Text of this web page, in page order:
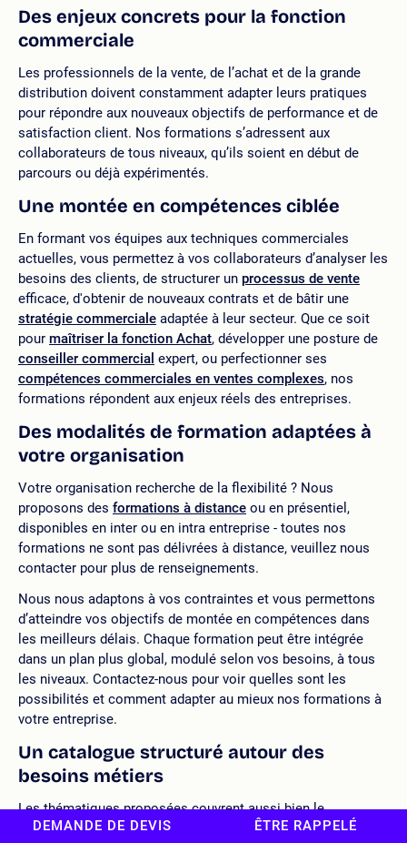
Des enjeux concrets pour la fonction
commerciale
Les professionnels de la vente, de l’achat et de la grande
distribution doivent constamment adapter leurs pratiques
pour répondre aux nouveaux objectifs de performance et de
satisfaction client. Nos formations s’adressent aux
collaborateurs de tous niveaux, qu’ils soient en début de
parcours ou déjà expérimentés.
Une montée en compétences ciblée
En formant vos équipes aux techniques commerciales
actuelles, vous permettez à vos collaborateurs d’analyser les
besoins des clients, de structurer un processus de vente
efficace, d'obtenir de nouveaux contrats et de bâtir une
stratégie commerciale adaptée à leur secteur. Que ce soit
pour maîtriser la fonction Achat, développer une posture de
conseiller commercial expert, ou perfectionner ses
compétences commerciales en ventes complexes, nos
formations répondent aux enjeux réels des entreprises.
Des modalités de formation adaptées à
votre organisation
Votre organisation recherche de la flexibilité ? Nous
proposons des formations à distance ou en présentiel,
disponibles en inter ou en intra entreprise - toutes nos
formations ne sont pas délivrées à distance, veuillez nous
contacter pour plus de renseignements.
Nous nous adaptons à vos contraintes et vous permettons
d’atteindre vos objectifs de montée en compétences dans
les meilleurs délais. Chaque formation peut être intégrée
dans un plan plus global, modulé selon vos besoins, à tous
les niveaux. Contactez-nous pour voir quelles sont les
possibilités et comment adapter au mieux nos formations à
votre entreprise.
Un catalogue structuré autour des
besoins métiers
Les thématiques proposées couvrent aussi bien le
management commercial opérationnel que la gestion de la
DEMANDE DE DEVIS ÊTRE RAPPELÉ